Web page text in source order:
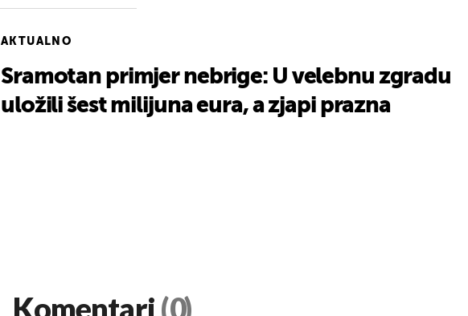
AKTUALNO
Sramotan primjer nebrige: U velebnu zgradu
uložili šest milijuna eura, a zjapi prazna